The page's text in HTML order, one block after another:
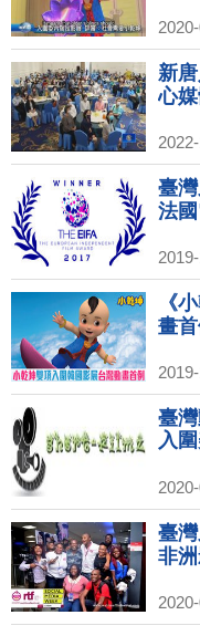
新
心
臺
法
《
畫首
臺
入
臺
非